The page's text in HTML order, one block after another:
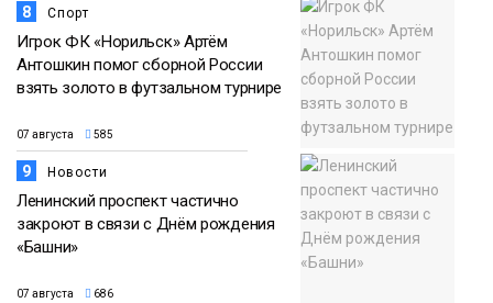
8 Спорт
Игрок ФК «Норильск» Артём
Антошкин помог сборной России
взять золото в футзальном турнире
07 августа 585
9 Новости
Ленинский проспект частично
закроют в связи с Днём рождения
«Башни»
07 августа 686